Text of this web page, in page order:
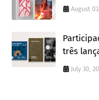
August
três
July 30,